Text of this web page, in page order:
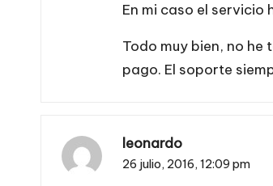
En mi caso el servicio
Todo muy bien, no
pago. El soporte
leonardo
26 julio, 2016, 12:09 pm